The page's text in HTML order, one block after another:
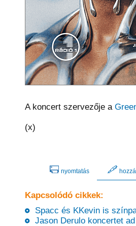
A koncert szervezője a
(x)
nyomtatás
Kapcsolódó cikkek:
Spacc és KKevin is
Jason Derulo koncertet ad